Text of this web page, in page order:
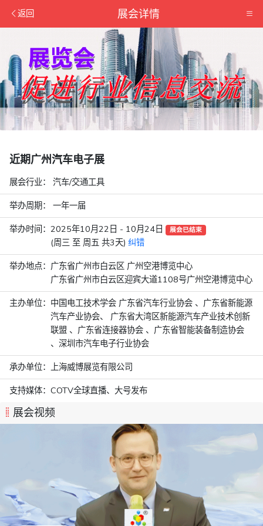
返回 展会详情
近期广州汽车电子展
展会行业： 汽车/交通工具
举办周期： 一年一届
举办时间： 2025年10月22日 - 10月24日 展会已结束
(周三 至 周五 共3天) 纠错
举办地点： 广东省广州市白云区 广州空港博览中心
广东省广州市白云区迎宾大道1108号广州空港博览中心
主办单位： 中国电工技术学会 广东省汽车行业协会 、广东省新能源
汽车产业协会、 广东省大湾区新能源汽车产业技术创新
联盟 、广东省连接器协会 、广东省智能装备制造协会
、深圳市汽车电子行业协会
承办单位： 上海威博展览有限公司
支持媒体： COTV全球直播、大号发布
展会视频